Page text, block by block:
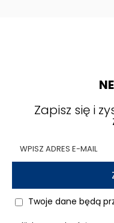
Zapisz się i
Twoje dane będą